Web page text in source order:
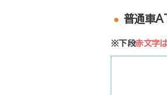
普通車
※下段赤文字